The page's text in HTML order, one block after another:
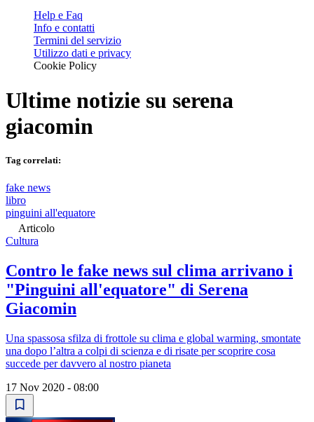
Help e Faq
Info e contatti
Termini del servizio
Utilizzo dati e privacy
Cookie Policy
Ultime notizie su serena
giacomin
Tag correlati:
fake news
libro
pinguini all'equatore
Articolo
Cultura
Contro le fake news sul clima arrivano i
"Pinguini all'equatore" di Serena
Giacomin
Una spassosa sfilza di frottole su clima e global warming, smontate
una dopo l’altra a colpi di scienza e di risate per scoprire cosa
succede per davvero al nostro pianeta
17 Nov 2020 - 08:00